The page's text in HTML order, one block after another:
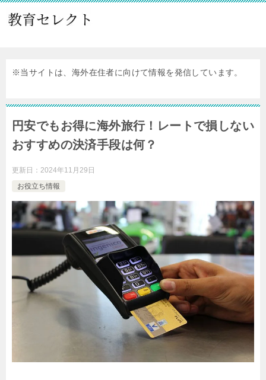
※当サイトは、海外在住者に向けて情報を発信しています。
円安でもお得に海外旅行！レートで損しない
おすすめの決済手段は何？
更新日： 2024年11月29日
お役立ち情報